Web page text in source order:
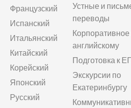
Французский
Испанский
Итальянский
Китайский
Корейский
Японский
Русский
Устные и
переводы
английскому
Подготовка к
Экскурсии по
Екатеринбургу